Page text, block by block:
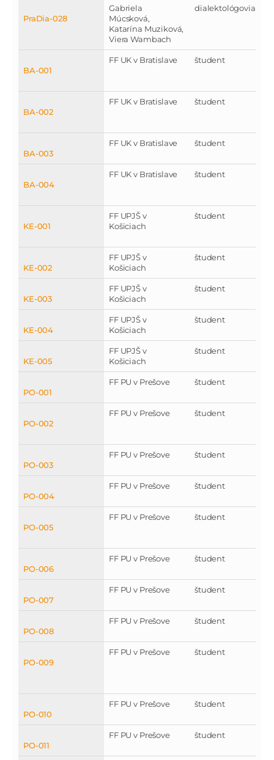
PraDia-028
Gabriela
Múcsková,
Katarína Muziková,
Viera Wambach
dialektológovia
BA-001
FF UK v Bratislave študent
BA-002
FF UK v Bratislave študent
BA-003
FF UK v Bratislave študent
BA-004
FF UK v Bratislave študent
KE-001
FF UPJŠ v
Košiciach
študent
KE-002
FF UPJŠ v
Košiciach
študent
KE-003
FF UPJŠ v
Košiciach
študent
KE-004
FF UPJŠ v
Košiciach
študent
KE-005
FF UPJŠ v
Košiciach
študent
PO-001
FF PU v Prešove študent
PO-002
FF PU v Prešove študent
PO-003
FF PU v Prešove študent
PO-004
FF PU v Prešove študent
PO-005
FF PU v Prešove študent
PO-006
FF PU v Prešove študent
PO-007
FF PU v Prešove študent
PO-008
FF PU v Prešove študent
PO-009
FF PU v Prešove študent
PO-010
FF PU v Prešove študent
PO-011
FF PU v Prešove študent